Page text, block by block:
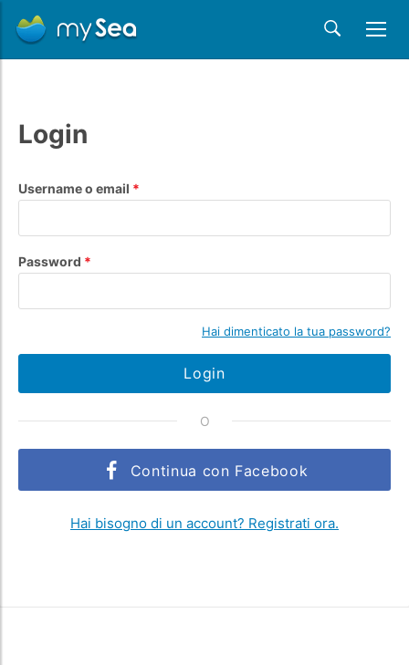
Login
Username o email
Password
Hai dimenticato la tua password?
Login
O
Continua con Facebook
Hai bisogno di un account? Registrati ora.